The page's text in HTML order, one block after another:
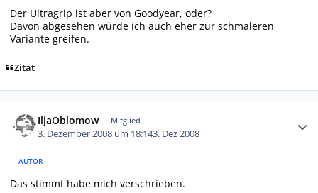
Der Ultragrip ist aber von Goodyear, oder?
Davon abgesehen würde ich auch eher zur schmaleren
Variante greifen.
Zitat
IljaOblomow Mitglied
3. Dezember 2008 um 18:143. Dez 2008
AUTOR
Das stimmt habe mich verschrieben.